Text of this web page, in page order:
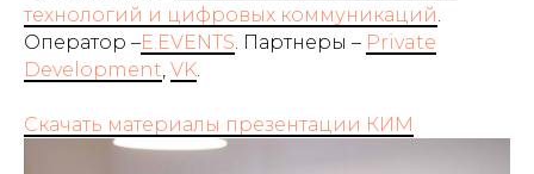
технологий и цифровых коммуникаций
Оператор –E.EVENTS . Партнеры – Private
Development VK
Скачать материалы презентации КИМ